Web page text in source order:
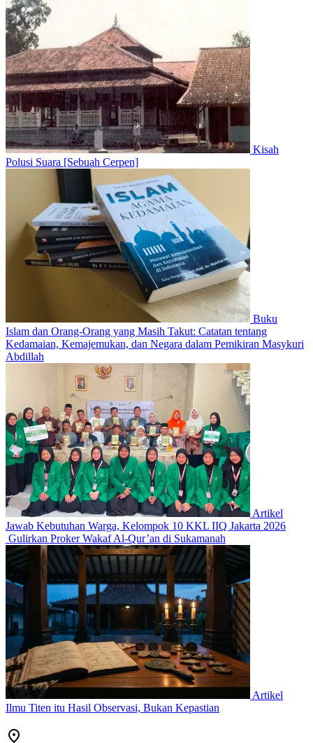
Kisah
Polusi Suara [Sebuah Cerpen]
Buku
Islam dan Orang-Orang yang Masih Takut: Catatan tentang
Kedamaian, Kemajemukan, dan Negara dalam Pemikiran Masykuri
Abdillah
Artikel
Jawab Kebutuhan Warga, Kelompok 10 KKL IIQ Jakarta 2026
Gulirkan Proker Wakaf Al-Qur’an di Sukamanah
Artikel
Ilmu Titen itu Hasil Observasi, Bukan Kepastian